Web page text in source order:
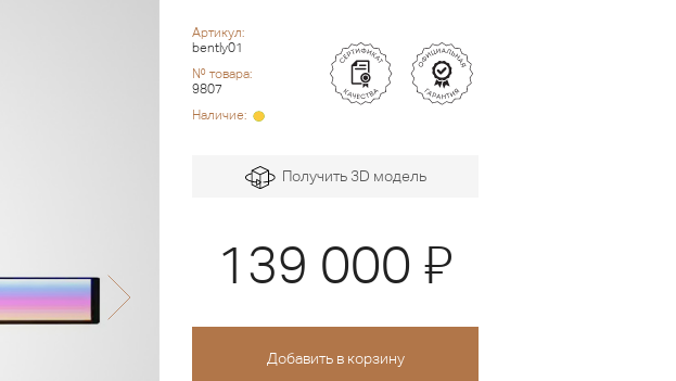
Артикул:
bently01
№ товара:
9807
Наличие:
Получить 3D модель
139 000 Я